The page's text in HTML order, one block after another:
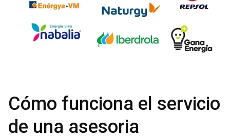
Cómo funciona el servicio
de una asesoria